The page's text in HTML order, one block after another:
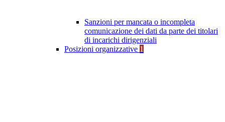
Sanzioni per mancata o incompleta
comunicazione dei dati da parte dei titolari
di incarichi dirigenziali
Posizioni organizzative 1